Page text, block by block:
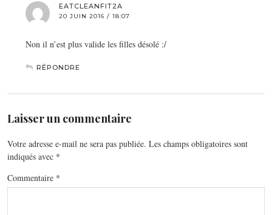
EATCLEANFIT2A
20 JUIN 2016 / 18:07
Non il n’est plus valide les filles désolé :/
RÉPONDRE
Laisser un commentaire
Votre adresse e-mail ne sera pas publiée. Les champs obligatoires sont
indiqués avec *
Commentaire *